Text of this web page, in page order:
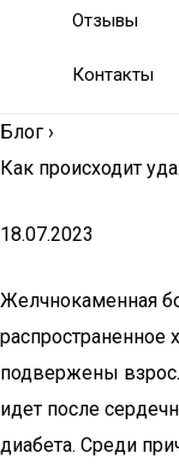
Отзывы
Контакты
Блог ›
Как происходит
18.07.2023
Желчнокаменная
распространенное
подвержены
идет после
диабета. Среди